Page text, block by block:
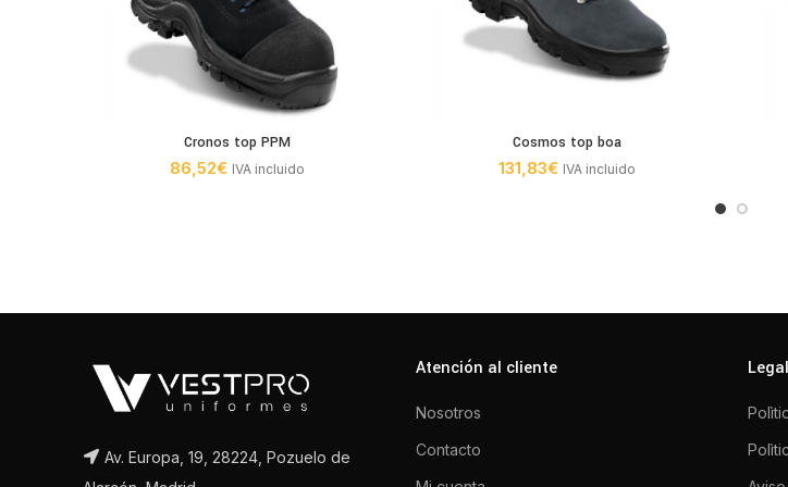
Cronos top PPM
86,52€ IVA incluido
Cosmos top boa
131,83€ IVA incluido
Av. Europa, 19, 28224, Pozuelo de
Atención al cliente
Nosotros
Contacto
Legal